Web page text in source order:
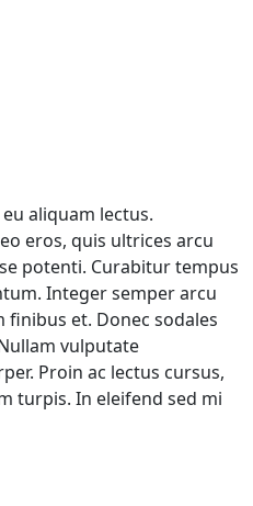
aliquam lectus.
eros, quis ultrices arcu
potenti. Curabitur tempus
Integer semper arcu
et. Donec sodales
vulputate
Proin ac lectus cursus,
turpis. In eleifend sed mi